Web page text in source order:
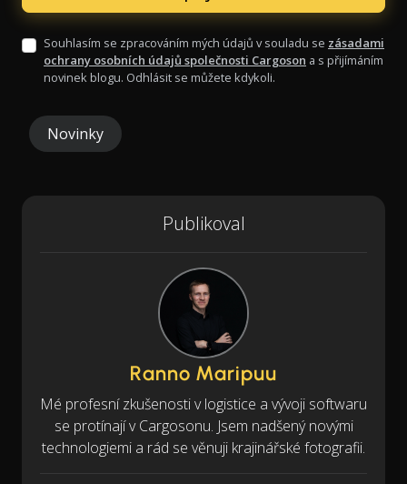
Souhlasím se zpracováním mých údajů v souladu se zásadami
ochrany osobních údajů společnosti Cargoson a s přijímáním
novinek blogu. Odhlásit se můžete kdykoli.
Novinky
Publikoval
Ranno Maripuu
Mé profesní zkušenosti v logistice a vývoji softwaru
se protínají v Cargosonu. Jsem nadšený novými
technologiemi a rád se věnuji krajinářské fotografii.